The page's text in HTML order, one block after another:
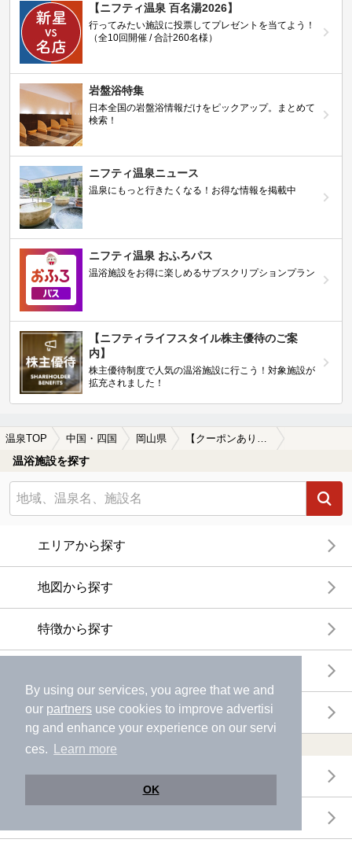
By using our services, you agree that we and
our partners use cookies to improve advertisi
ng and enhance your experience on our servi
ces.
Learn more
OK
【ニフティ温泉 百名湯2026】
行ってみたい施設に投票してプレゼントを当てよう！
（全10回開催 / 合計260名様）
岩盤浴特集
日本全国の岩盤浴情報だけをピックアップ。まとめて
検索！
ニフティ温泉ニュース
温泉にもっと行きたくなる！お得な情報を掲載中
ニフティ温泉 おふろパス
温浴施設をお得に楽しめるサブスクリプションプラン
【ニフティライフスタイル株主優待のご案
内】
株主優待制度で人気の温浴施設に行こう！対象施設が
拡充されました！
温泉TOP 中国・四国 岡山県
温浴施設を探す
エリアから探す
地図から探す
特徴から探す
関連キーワードから探す
おトクに利用する
電子チケットが利用できる施設一覧